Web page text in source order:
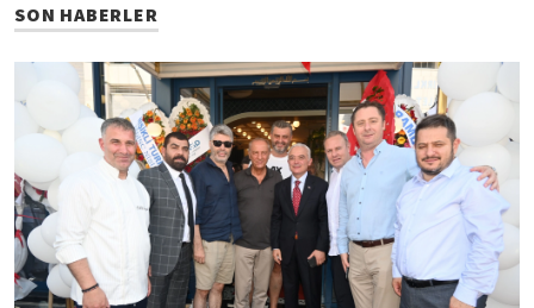
SON HABERLER